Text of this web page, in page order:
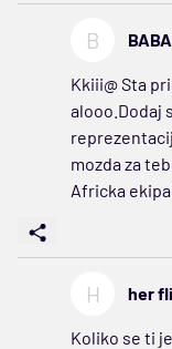
B
Kkiii@ Sta
alooo.Dodaj
mozda za
Africka
H her
Koliko se ti